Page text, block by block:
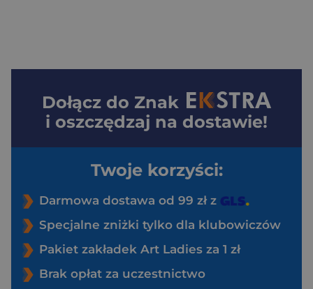
Dołącz do Znak
i oszczędzaj na dostawie!
Twoje korzyści:
Darmowa dostawa od 99 zł z
Specjalne zniżki tylko dla klubowiczów
Pakiet zakładek Art Ladies za 1 zł
Brak opłat za uczestnictwo